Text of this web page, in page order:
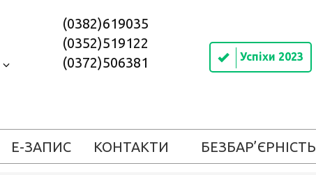
(0382)619035
(0352)519122
(0372)506381
Успіхи 2023
Е-ЗАПИС КОНТАКТИ БЕЗБАР’ЄРНІСТЬ